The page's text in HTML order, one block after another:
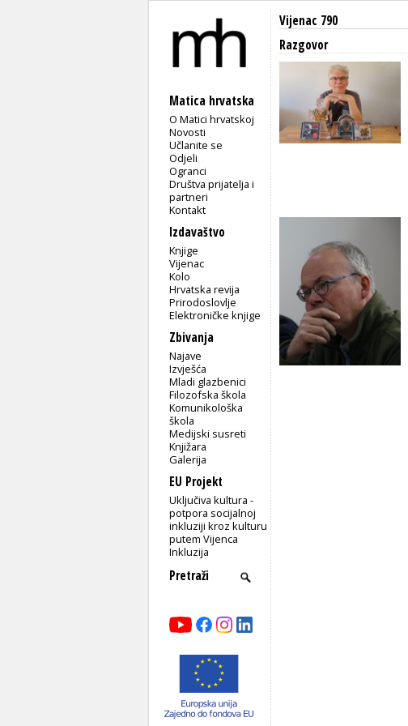
Matica hrvatska
O Matici hrvatskoj
Novosti
Učlanite se
Odjeli
Ogranci
Društva prijatelja i
partneri
Kontakt
Izdavaštvo
Knjige
Vijenac
Kolo
Hrvatska revija
Prirodoslovlje
Elektroničke knjige
Zbivanja
Najave
Izvješća
Mladi glazbenici
Filozofska škola
Komunikološka
škola
Medijski susreti
Knjižara
Galerija
EU Projekt
Uključiva kultura -
potpora socijalnoj
inkluziji kroz kulturu
putem Vijenca
Inkluzija
Vijenac 790
Razgovor